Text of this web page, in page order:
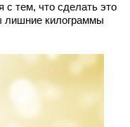
с тем, что сделать это
лишние килограммы